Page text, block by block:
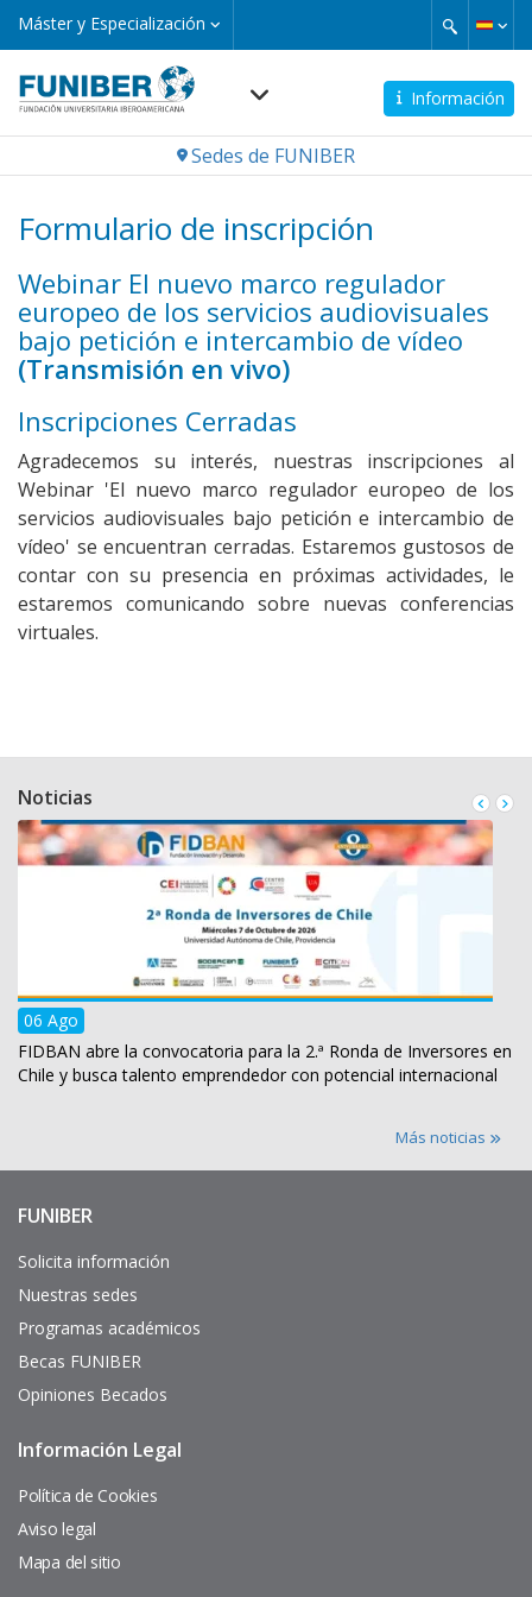
Pasar
principal
Máster y Especialización
Máster
y
Información
Navegación
Sedes de FUNIBER
Formulario de inscripción
Webinar El nuevo marco regulador
europeo de los servicios audiovisuales
bajo petición e intercambio de vídeo
(Transmisión en vivo)
Inscripciones Cerradas
Agradecemos su interés, nuestras inscripciones al
Webinar 'El nuevo marco regulador europeo de los
servicios audiovisuales bajo petición e intercambio de
vídeo' se encuentran cerradas. Estaremos gustosos de
contar con su presencia en próximas actividades, le
estaremos comunicando sobre nuevas conferencias
virtuales.
Noticias
06 Ago
FIDBAN abre la convocatoria para la 2.ª Ronda de Inversores en
Chile y busca talento emprendedor con potencial internacional
Más noticias
Enlaces
interés
FUNIBER
Solicita información
Nuestras sedes
Programas académicos
Becas FUNIBER
Opiniones Becados
Pie
página
Información Legal
Política de Cookies
Aviso legal
Mapa del sitio